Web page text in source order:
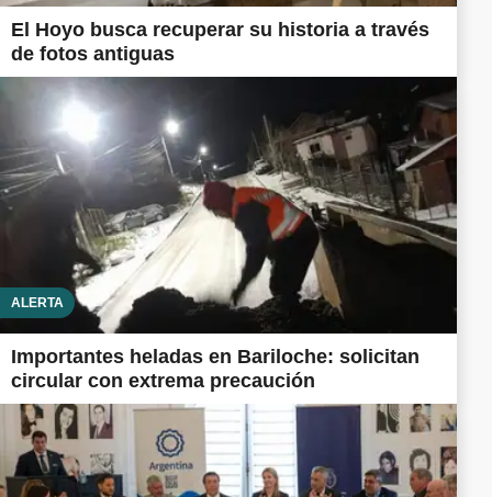
El Hoyo busca recuperar su historia a través
de fotos antiguas
ALERTA
Importantes heladas en Bariloche: solicitan
circular con extrema precaución